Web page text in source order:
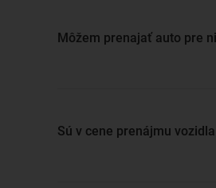
Môžem prenajať auto pre
Sú v cene prenájmu